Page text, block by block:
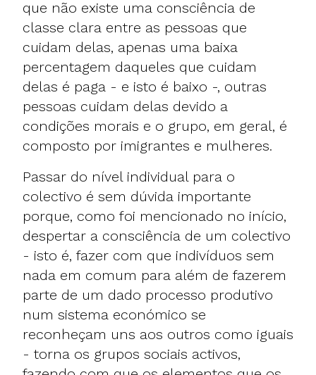
que não existe uma consciência de
classe clara entre as pessoas que
cuidam delas, apenas uma baixa
percentagem daqueles que cuidam
delas é paga - e isto é baixo -, outras
pessoas cuidam delas devido a
condições morais e o grupo, em geral, é
composto por imigrantes e mulheres.
Passar do nível individual para o
colectivo é sem dúvida importante
porque, como foi mencionado no início,
despertar a consciência de um colectivo
- isto é, fazer com que indivíduos sem
nada em comum para além de fazerem
parte de um dado processo produtivo
num sistema económico se
reconheçam uns aos outros como iguais
- torna os grupos sociais activos,